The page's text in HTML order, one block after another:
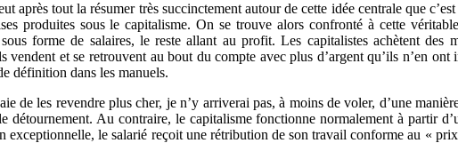
après tout la résumer très succinctement autour de cette idée centrale que
produites sous le capitalisme. On se trouve alors confronté à cette
forme de salaires, le reste allant au profit. Les capitalistes achètent des
et se retrouvent au bout du compte avec plus d’argent qu’ils n’en
définition dans les manuels.
de les revendre plus cher, je n’y arriverai pas, à moins de voler, d’une
Au contraire, le capitalisme fonctionne normalement à partir
le salarié reçoit une rétribution de son travail conforme au «